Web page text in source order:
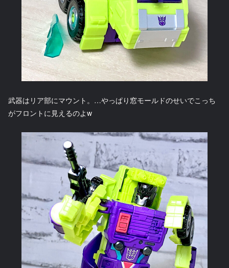
武器はリア部にマウント。…やっぱり窓モールドのせいでこっち
がフロントに見えるのよw